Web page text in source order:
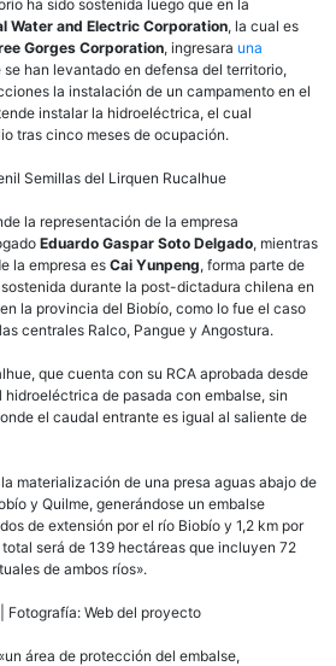
ha sido sostenida luego que en la
Water and Electric Corporation, la cual es
Gorges Corporation, ingresara una
han levantado en defensa del territorio,
la instalación de un campamento en el
instalar la hidroeléctrica, el cual
tras cinco meses de ocupación.
Semillas del Lirquen Rucalhue
la representación de la empresa
Eduardo Gaspar Soto Delgado, mientras
la empresa es Cai Yunpeng, forma parte de
durante la post-dictadura chilena en
la provincia del Biobío, como lo fue el caso
centrales Ralco, Pangue y Angostura.
que cuenta con su RCA aprobada desde
de pasada con embalse, sin
el caudal entrante es igual al saliente de
materialización de una presa aguas abajo de
y Quilme, generándose un embalse
de extensión por el río Biobío y 1,2 km por
será de 139 hectáreas que incluyen 72
de ambos ríos».
Fotografía: Web del proyecto
área de protección del embalse,